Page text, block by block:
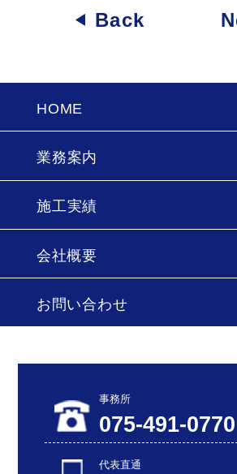
Back
075-491-0770
事務所
代表直通
HOME
業務案内
施工実績
会社概要
お問い合わせ